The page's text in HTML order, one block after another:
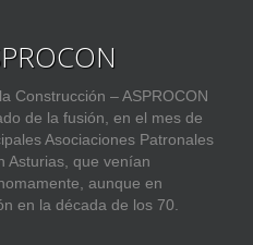
Construcción – ASPROCON
de la fusión, en el mes de
Asociaciones Patronales
Asturias, que venían
aunque en
en la década de los 70.